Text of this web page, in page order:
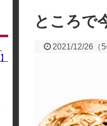
ところで
2021/12/26（